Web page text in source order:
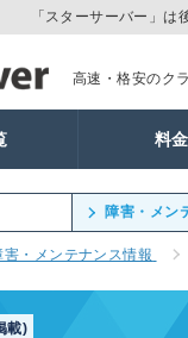
「スターサーバー」
高速・格安のク
料金
障害・メン
害・メンテナンス情報
載)